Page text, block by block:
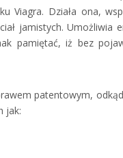
Viagra. Działa ona,
jamistych. Umożliwia
pamiętać, iż bez
patentowym,
jak: